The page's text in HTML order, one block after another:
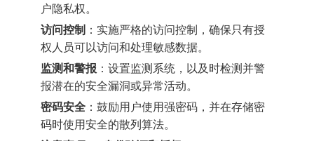
户隐私权。
访问控制：实施严格的访问控制，确保只有授
权人员可以访问和处理敏感数据。
监测和警报：设置监测系统，以及时检测并警
报潜在的安全漏洞或异常活动。
密码安全：鼓励用户使用强密码，并在存储密
码时使用安全的散列算法。